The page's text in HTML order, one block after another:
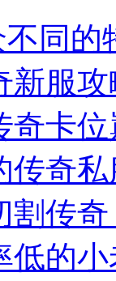
不同
新服
奇卡
传奇
割传
低的